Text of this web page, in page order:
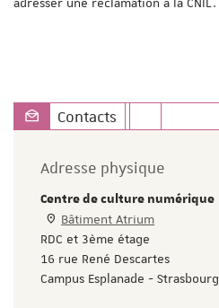
Contacts
Adresse physique
Centre de culture numérique
Bâtiment Atrium
RDC et 3ème étage
16 rue René Descartes
Campus Esplanade - Strasbourg